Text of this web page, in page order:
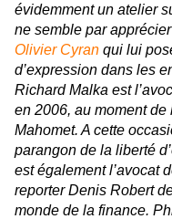
évidemment un atelier
ne semble par
Olivier Cyran qui lui
d’expression dans les
Richard Malka est
en 2006, au moment de
Mahomet. A cette
parangon de la liberté
est également l’avocat
reporterDenis Robert
monde de la finance.